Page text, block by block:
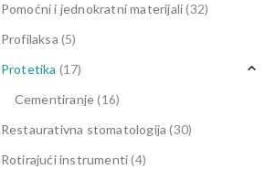
Pomoćni i jednokratni materijali (32)
Profilaksa (5)
Protetika (17)
Cementiranje(16)
Restaurativna stomatologija (30)
Rotirajući instrumenti (4)